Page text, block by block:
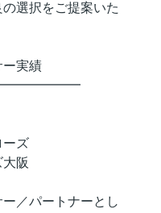
選択をご提案いた
実績
ーズ
大阪
／パートナーとし